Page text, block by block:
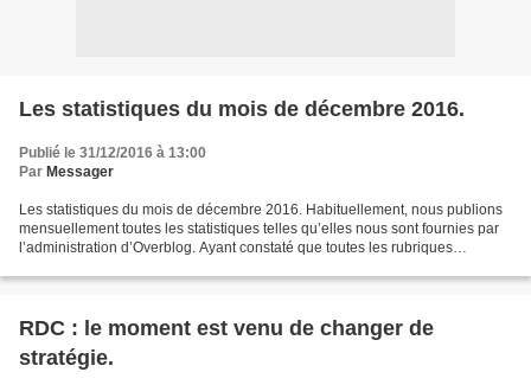
Les statistiques du mois de décembre 2016.
Publié le 31/12/2016 à 13:00
Par Messager
Les statistiques du mois de décembre 2016. Habituellement, nous publions
mensuellement toutes les statistiques telles qu’elles nous sont fournies par
l’administration d’Overblog. Ayant constaté que toutes les rubriques
RDC : le moment est venu de changer de
stratégie.